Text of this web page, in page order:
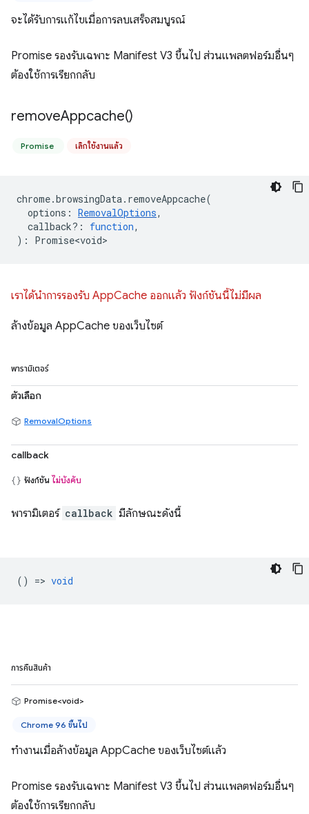
จะได้รับการแก้ไขเมื่อการลบเสร็จสมบูรณ์
Promise รองรับเฉพาะ Manifest V3 ขึ้นไป ส่วนแพลตฟอร์มอื่นๆ
ต้องใช้การเรียกกลับ
removeAppcache()
Promise เลิกใช้งานแล้ว
chrome.browsingData. removeAppcache(
options : RemovalOptions,
callback? : function,
) : Promise<void>
เราได้นำการรองรับ AppCache ออกแล้ว ฟังก์ชันนี้ไม่มีผล
ล้างข้อมูล AppCache ของเว็บไซต์
พารามิเตอร์
ตัวเลือก
RemovalOptions
callback
ฟังก์ชัน ไม่บังคับ
พารามิเตอร์ callback มีลักษณะดังนี้
() => void
การคืนสินค้า
Promise<void>
Chrome 96 ขึ้นไป
ทำงานเมื่อล้างข้อมูล AppCache ของเว็บไซต์แล้ว
Promise รองรับเฉพาะ Manifest V3 ขึ้นไป ส่วนแพลตฟอร์มอื่นๆ
ต้องใช้การเรียกกลับ